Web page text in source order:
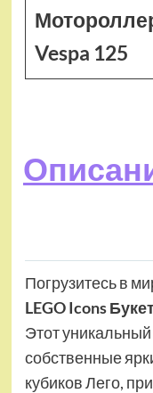
Vespa 125
Погрузитесь в
LEGO Icons
Этот
собственные
кубиков Лего,